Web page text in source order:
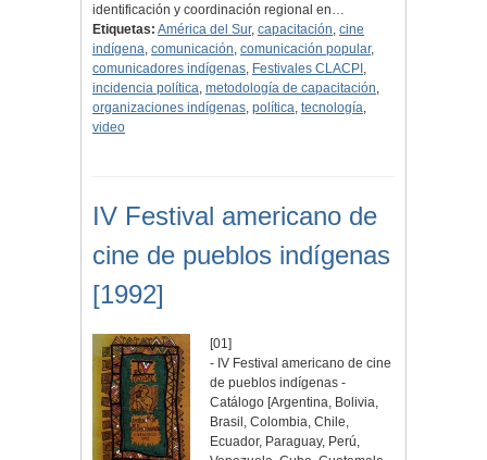
identificación y coordinación regional en…
Etiquetas: América del Sur, capacitación, cine
indígena, comunicación, comunicación popular,
comunicadores indígenas, Festivales CLACPI ,
incidencia política, metodología de capacitación,
organizaciones indígenas, política, tecnología,
video
IV Festival americano de
cine de pueblos indígenas
[1992]
[01]
- IV Festival americano de cine
de pueblos indígenas -
Catálogo [Argentina, Bolivia,
Brasil, Colombia, Chile,
Ecuador, Paraguay, Perú,